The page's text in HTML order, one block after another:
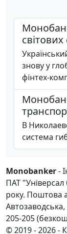
знову у
фінтех-
В
система
Monobanker-
ПАТ "Універсал
року. Поштова
Автозаводська,
205-205
© 2019 - 2026 -